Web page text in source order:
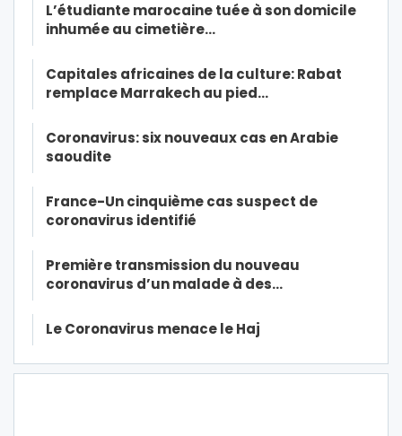
L’étudiante marocaine tuée à son domicile
inhumée au cimetière…
Capitales africaines de la culture: Rabat
remplace Marrakech au pied…
Coronavirus: six nouveaux cas en Arabie
saoudite
France-Un cinquième cas suspect de
coronavirus identifié
Première transmission du nouveau
coronavirus d’un malade à des…
Le Coronavirus menace le Haj